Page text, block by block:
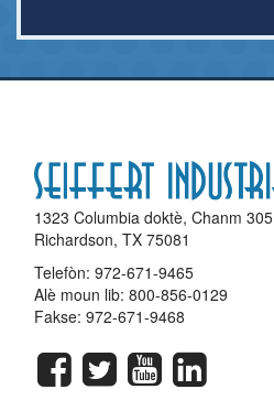
1323 Columbia doktè, Chanm 305
Richardson, TX 75081
Telefòn: 972-671-9465
Alè moun lib: 800-856-0129
Fakse: 972-671-9468